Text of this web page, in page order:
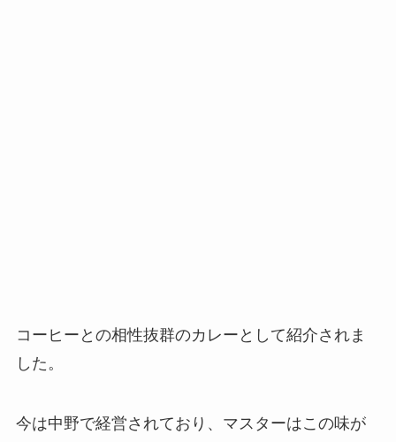
コーヒーとの相性抜群のカレーとして紹介されま
した。
今は中野で経営されており、マスターはこの味が